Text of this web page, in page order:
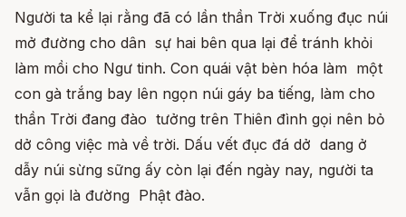
Người ta kể lại rằng đã có lần thần Trời xuống đục núi
mở đường cho dân sự hai bên qua lại để tránh khỏi
làm mồi cho Ngư tinh. Con quái vật bèn hóa làm một
con gà trắng bay lên ngọn núi gáy ba tiếng, làm cho
thần Trời đang đào tưởng trên Thiên đình gọi nên bỏ
dở công việc mà về trời. Dấu vết đục đá dở dang ở
dẫy núi sừng sững ấy còn lại đến ngày nay, người ta
vẫn gọi là đường Phật đào.